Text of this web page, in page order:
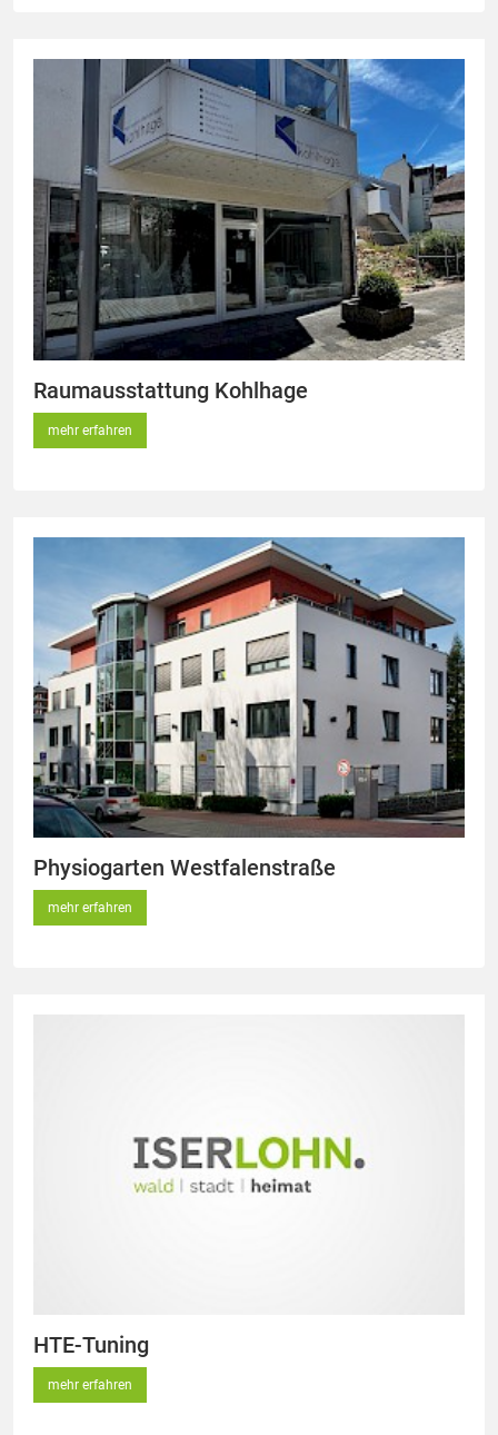
Raumausstattung Kohlhage
mehr erfahren
Physiogarten Westfalenstraße
mehr erfahren
HTE-Tuning
mehr erfahren